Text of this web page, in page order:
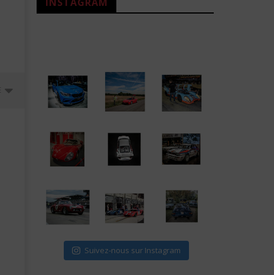
BMW i8 par Nathan Haetty,
une Comète percute Paris
Motion Car -
Qu'on en commun
Suivez-nous sur Instagram